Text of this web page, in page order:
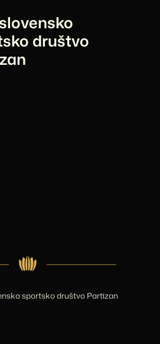
društvo
sportsko društvo Partizan